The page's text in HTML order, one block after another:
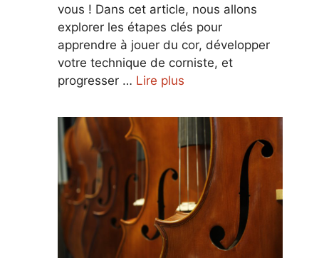
vous ! Dans cet article, nous allons
explorer les étapes clés pour
apprendre à jouer du cor, développer
votre technique de corniste, et
progresser … Lire plus